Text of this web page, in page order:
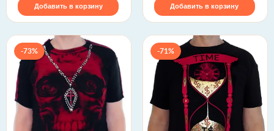
Добавить в корзину Добавить в корзину
-73% -71%